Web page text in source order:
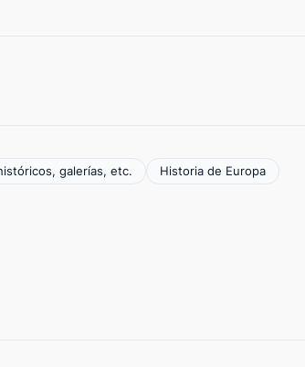
galerías, etc.
Historia de Europa